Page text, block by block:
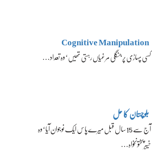
Cognitive Manipulation
کسی پہاڑی پر جنگلی مرغیاں رہتی تھیں‘ وہ تعداد…
بلوچستان کا حل
آج سے 15 سال قبل میرے پاس ایک نوجوان آیا‘ وہ
خیبرپختونخواہ…